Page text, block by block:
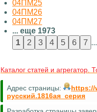
04ПМ25
04ПМ26
04ПМ27
... еще 1973
...
Каталог статей и агрегатор.
Адрес страницы:
https://
русский.1816ая_серия